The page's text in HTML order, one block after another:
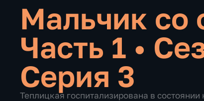
Мальчик со
Часть 1 •
Серия 3
Теплицкая госпитализирована в